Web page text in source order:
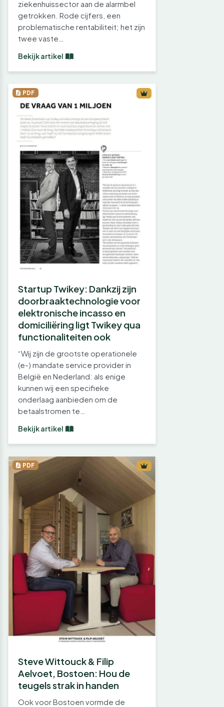
ziekenhuissector aan de alarmbel
getrokken. Rode cijfers, een
problematische rentabiliteit; het zijn
twee vaste…
Bekijk artikel
PDF
Startup Twikey: Dankzij zijn
doorbraaktechnologie voor
elektronische incasso en
domiciliëring ligt Twikey qua
functionaliteiten ook
“Wij zijn de grootste operationele
(e-) mandate service provider in
België en Nederland: als enige
kunnen wij een specifieke
onderlaag aanbieden om de
betaalstromen te…
Bekijk artikel
PDF
Steve Wittouck & Filip
Aelvoet, Bostoen: Hou de
teugels strak in handen
Ook voor Bostoen vormde de